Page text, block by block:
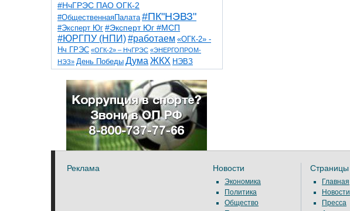
#НчГРЭС ПАО ОГК-2
#ОбщественнаяПалата #ПК"НЭВЗ"
#Эксперт Юг #Эксперт Юг #МСП
#ЮРГПУ (НПИ)#работаем «ОГК-2» -
Нч ГРЭС «ОГК-2» – НчГРЭС «ЭНЕРГОПРОМ-
НЭЗ» День Победы Дума ЖКХ НЭВЗ
НчГРЭС ТНТ
благоустройствоветераны выборы
детидороги казаки коррупция космос
общественная палата парк пожар роща
спорт театр транспорт художники
Реклама Новости
Экономика
Политика
Общество
Страницы
Главная
Новости
Пресса